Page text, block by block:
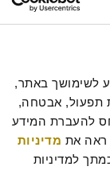
אנו אוספים ומעבדים מידע אישי ומזהה הנוגע לשימושך באתר,
וכן ומשתמשים בעוגיות וכלים דומים למטרות תפעול, אבטחה,
סטטיסטיקה ושיווק. למידע נוסף, לרבות ביחס להעברת המידע
ראה את
מדיניות
. המשך הגלישה באתר מהווה הסכמתך למדיניות